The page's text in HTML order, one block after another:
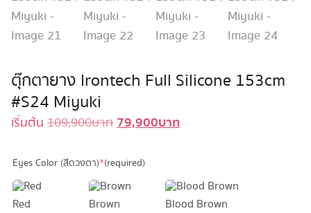
ตุ๊กตายาง Irontech Full Silicone 153cm
#S24 Miyuki
เริ่มต้น 109,900บาท Original
was:
109,900 บาท.
79,900บาทCurrent
79,900 บาท.
Eyes Color (สีดวงตา)*(required)
Red Brown Blood Brown